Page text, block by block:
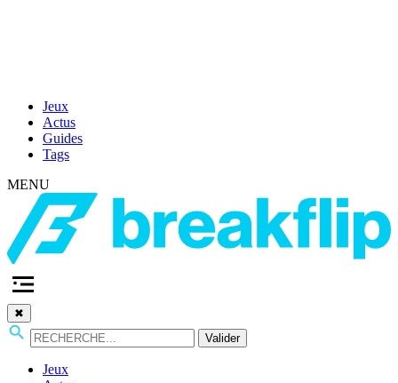
Jeux
Actus
Guides
Tags
MENU
✖
Valider
Jeux